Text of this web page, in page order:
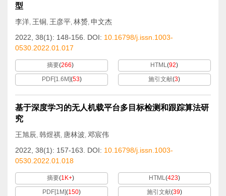
型
李洋, 王铜, 王彦平, 林赟, 申文杰
2022, 38(1): 148-156.
DOI: 10.16798/j.issn.1003-
0530.2022.01.017
摘要(266) HTML(92)
PDF[1.6M](53) 施引文献(3)
基于深度学习的无人机载平台多目标检测和跟踪算法研
究
王旭辰, 韩煜祺, 唐林波, 邓宸伟
2022, 38(1): 157-163.
DOI: 10.16798/j.issn.1003-
0530.2022.01.018
摘要(1K+) HTML(423)
PDF[1M](150) 施引文献(39)